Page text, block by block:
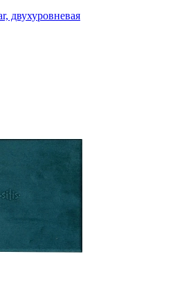
двухуровневая